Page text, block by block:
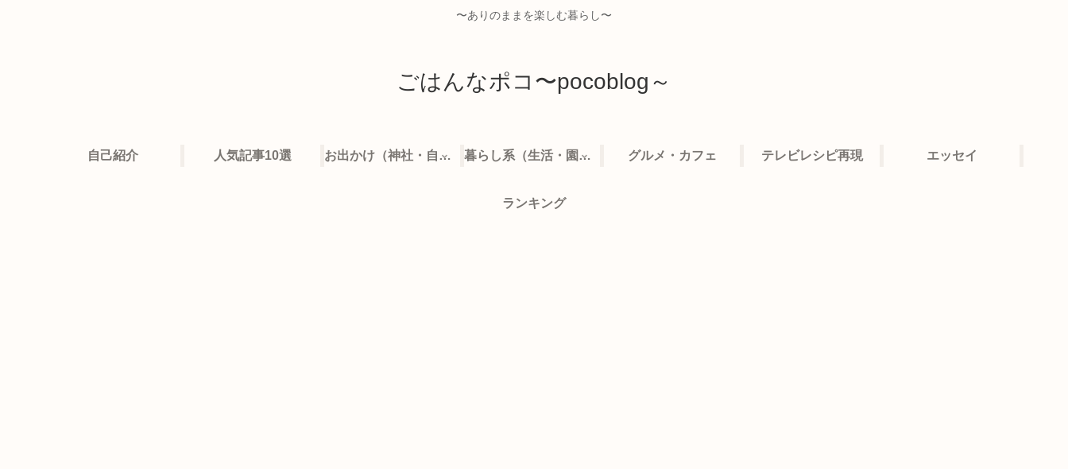
〜ありのままを楽しむ暮らし〜
ごはんなポコ〜pocoblog～
自己紹介 人気記事10選 お出かけ（神社・自然・旅） 暮らし系（生活・園芸など） グルメ・カフェ テレビレシピ再現 エッセイ
ランキング